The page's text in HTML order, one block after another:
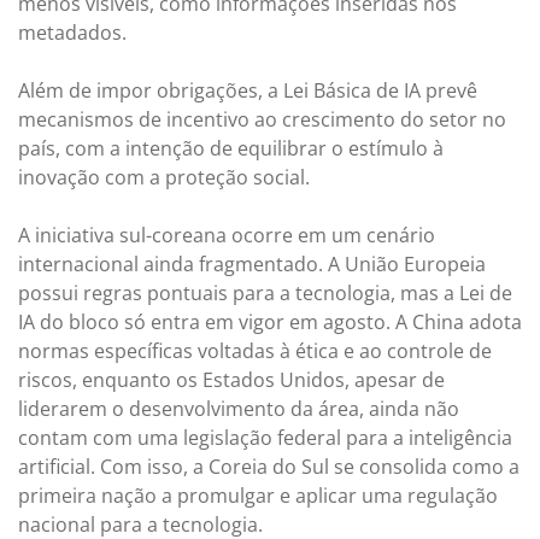
metadados.
Além de impor obrigações, a Lei Básica de IA prevê
mecanismos de incentivo ao crescimento do setor no
país, com a intenção de equilibrar o estímulo à
inovação com a proteção social.
A iniciativa sul-coreana ocorre em um cenário
internacional ainda fragmentado. A União Europeia
possui regras pontuais para a tecnologia, mas a Lei de
IA do bloco só entra em vigor em agosto. A China adota
normas específicas voltadas à ética e ao controle de
riscos, enquanto os Estados Unidos, apesar de
liderarem o desenvolvimento da área, ainda não
contam com uma legislação federal para a inteligência
artificial. Com isso, a Coreia do Sul se consolida como a
primeira nação a promulgar e aplicar uma regulação
nacional para a tecnologia.